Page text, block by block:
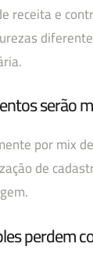
receita e
serão
por mix
de
perdem